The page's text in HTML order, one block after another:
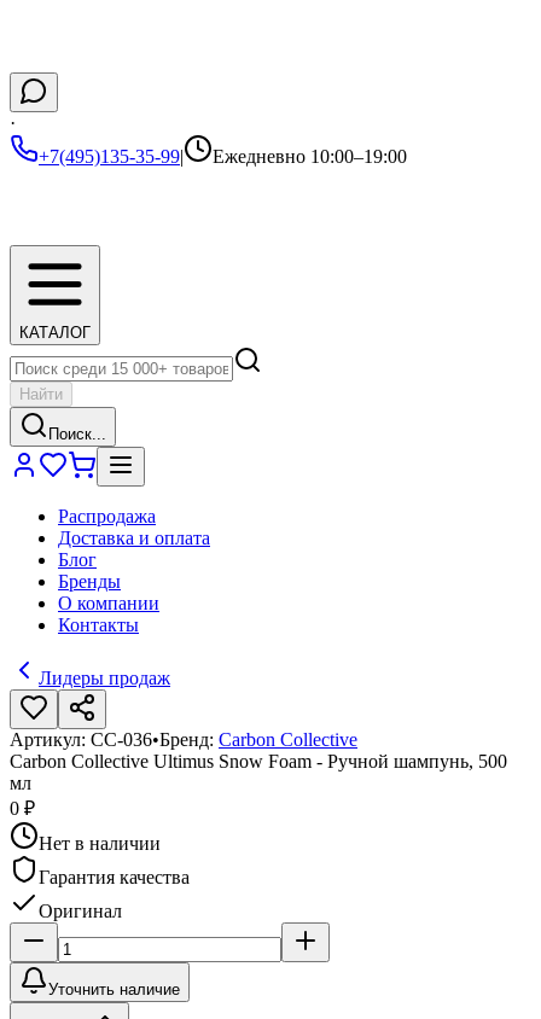
·
+7(495)135-35-99| Ежедневно 10:00–19:00
КАТАЛОГ
Найти
Поиск...
Распродажа
Доставка и оплата
Блог
Бренды
О компании
Контакты
Лидеры продаж
Артикул: CC-036•Бренд: Carbon Collective
Carbon Collective Ultimus Snow Foam - Ручной шампунь, 500
мл
0 ₽
Нет в наличии
Гарантия качества
Оригинал
Уточнить наличие